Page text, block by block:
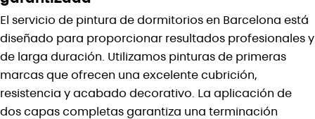
El servicio de pintura de dormitorios en Barcelona está
diseñado para proporcionar resultados profesionales y
de larga duración. Utilizamos pinturas de primeras
marcas que ofrecen una excelente cubrición,
resistencia y acabado decorativo. La aplicación de
dos capas completas garantiza una terminación